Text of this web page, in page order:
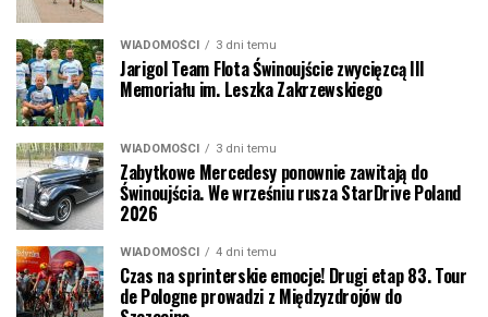
WIADOMOŚCI 3 dni temu
Jarigol Team Flota Świnoujście zwycięzcą III
Memoriału im. Leszka Zakrzewskiego
WIADOMOŚCI 3 dni temu
Zabytkowe Mercedesy ponownie zawitają do
Świnoujścia. We wrześniu rusza StarDrive Poland
2026
WIADOMOŚCI 4 dni temu
Czas na sprinterskie emocje! Drugi etap 83. Tour
de Pologne prowadzi z Międzyzdrojów do